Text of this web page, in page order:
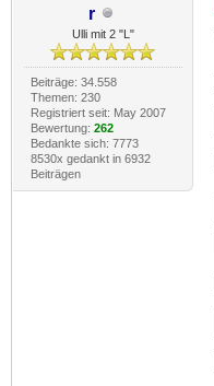
r
Ulli mit 2 "L"
Beiträge: 34.558
Themen: 230
Registriert seit: May 2007
Bewertung: 262
Bedankte sich: 7773
8530x gedankt in 6932
Beiträgen